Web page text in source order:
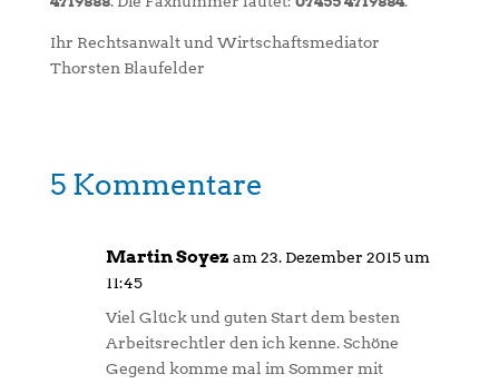
Ihr Rechtsanwalt und Wirtschaftsmediator
Thorsten Blaufelder
5 Kommentare
Martin Soyez am 23. Dezember 2015 um
11:45
Viel Glück und guten Start dem besten
Arbeitsrechtler den ich kenne. Schöne
Gegend komme mal im Sommer mit